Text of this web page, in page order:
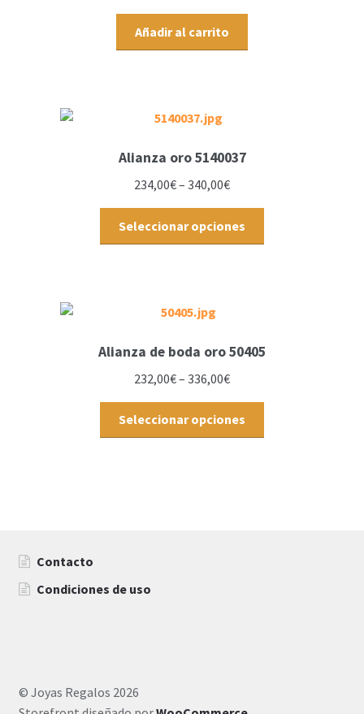
Añadir al carrito
Alianza oro 5140037
234,00€– 340,00€
Seleccionar opciones
Alianza de boda oro 50405
232,00€– 336,00€
Seleccionar opciones
Contacto
Condiciones de uso
© Joyas Regalos 2026